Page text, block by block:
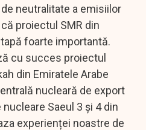
neutralitate a emisiilor
proiectul SMR din
foarte importantă.
cu succes proiectul
din Emiratele Arabe
nucleară de export
Saeul 3 și 4 din
experienței noastre de